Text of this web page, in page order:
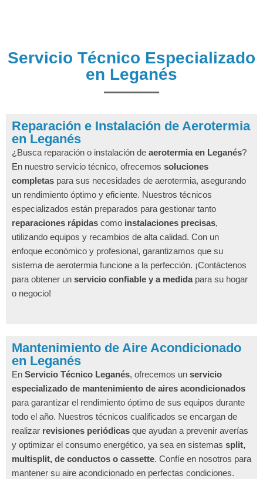
Servicio Técnico Especializado
en Leganés
Reparación e Instalación de Aerotermia
en Leganés
¿Busca reparación o instalación de aerotermia en Leganés?
En nuestro servicio técnico, ofrecemos soluciones
completas para sus necesidades de aerotermia, asegurando
un rendimiento óptimo y eficiente. Nuestros técnicos
especializados están preparados para gestionar tanto
reparaciones rápidas como instalaciones precisas,
utilizando equipos y recambios de alta calidad. Con un
enfoque económico y profesional, garantizamos que su
sistema de aerotermia funcione a la perfección. ¡Contáctenos
para obtener un servicio confiable y a medidapara su hogar
o negocio!
Mantenimiento de Aire Acondicionado
en Leganés
En Servicio Técnico Leganés, ofrecemos un servicio
especializado de mantenimiento de aires acondicionados
para garantizar el rendimiento óptimo de sus equipos durante
todo el año. Nuestros técnicos cualificados se encargan de
realizar revisiones periódicas que ayudan a prevenir averías
y optimizar el consumo energético, ya sea en sistemas split,
multisplit, de conductos o cassette. Confíe en nosotros para
mantener su aire acondicionado en perfectas condiciones.